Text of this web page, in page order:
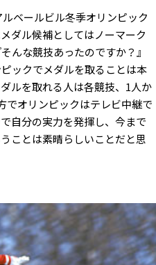
ベールビル冬季オリンピック
ダル候補としてはノーマーク
んな競技あったのですか？』
ックでメダルを取ることは本
ルを取れる人は各競技、1人か
でオリンピックはテレビ中継で
自分の実力を発揮し、今まで
ことは素晴らしいことだと思